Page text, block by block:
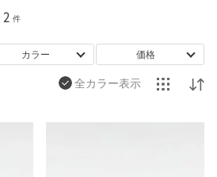
2 件
カラー 価格
全カラー表示